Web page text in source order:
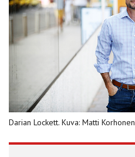
Darian Lockett. Kuva: Matti Korhonen